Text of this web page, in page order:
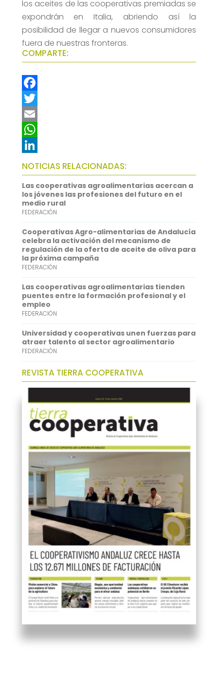
los aceites de las cooperativas premiadas se
expondrán en Italia, abriendo así la
posibilidad de llegar a nuevos consumidores
fuera de nuestras fronteras.
COMPARTE:
F
a
c
e
b
o
o
k
T
w
t
t
e
r
E
m
a
i
l
W
h
a
t
s
A
p
p
L
i
n
k
e
d
I
n
NOTICIAS RELACIONADAS:
Las cooperativas agroalimentarias acercan a
los jóvenes las profesiones del futuro en el
medio rural
FEDERACIÓN
Cooperativas Agro-alimentarias de Andalucía
celebra la activación del mecanismo de
regulación de la oferta de aceite de oliva para
la próxima campaña
FEDERACIÓN
Las cooperativas agroalimentarias tienden
puentes entre la formación profesional y el
empleo
FEDERACIÓN
Universidad y cooperativas unen fuerzas para
atraer talento al sector agroalimentario
FEDERACIÓN
REVISTA TIERRA COOPERATIVA